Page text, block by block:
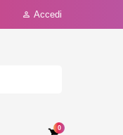
 Accedi
0